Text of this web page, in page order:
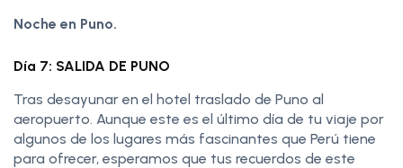
Noche en Puno.
Día 7: SALIDA DE PUNO
Tras desayunar en el hotel traslado de Puno al
aeropuerto. Aunque este es el último día de tu viaje por
algunos de los lugares más fascinantes que Perú tiene
para ofrecer, esperamos que tus recuerdos de este